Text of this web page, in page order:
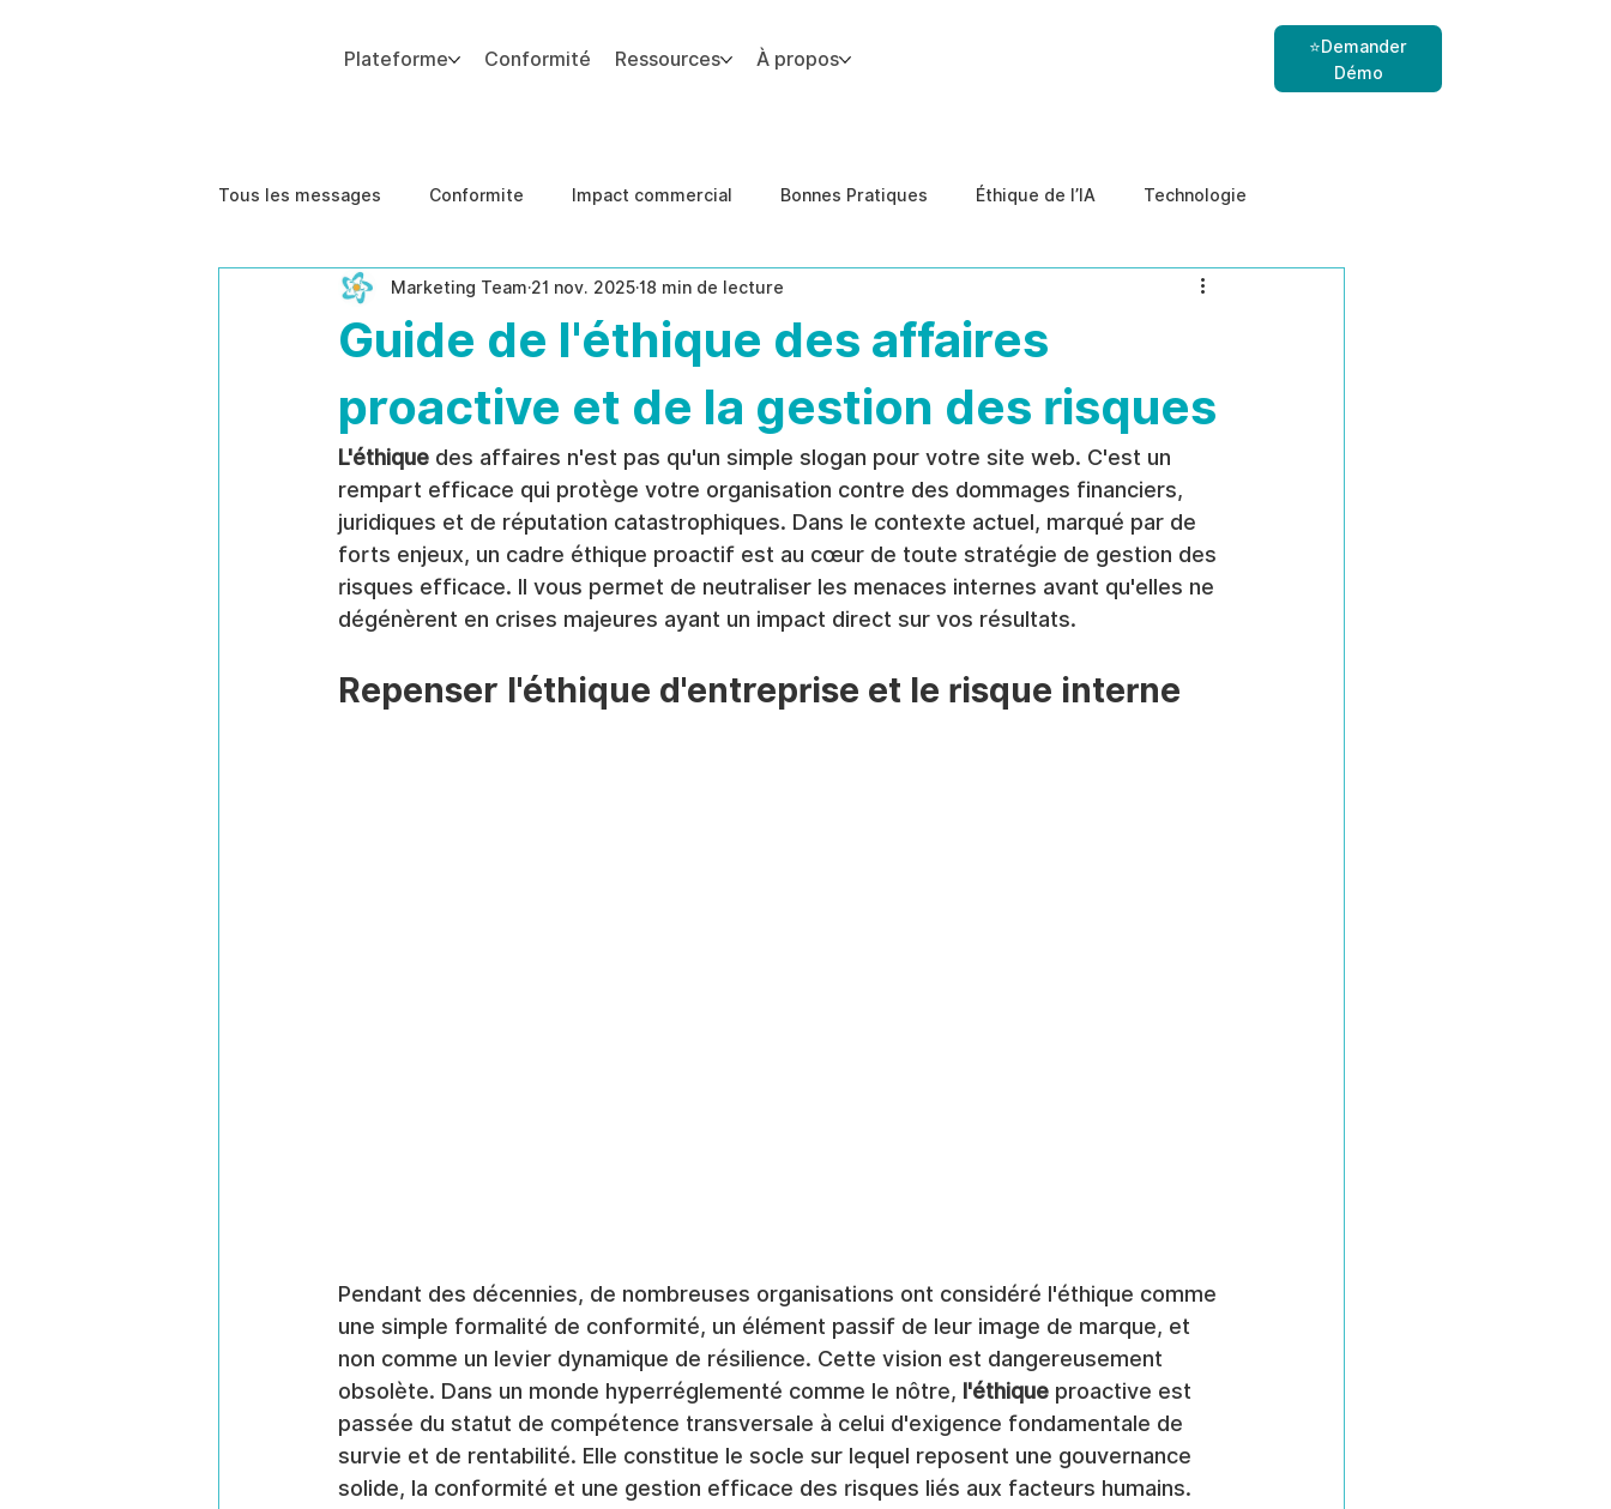
Plateforme Conformité Ressources À propos
⭐Demander
Démo
Tous les messages Conformite Impact commercial Bonnes Pratiques Éthique de l’IA Technologie
Impact sur les Affaires Études de cas Conformité menaces internes
Guide de l'éthique des affaires
proactive et de la gestion des risques
Marketing Team 21 nov. 202518 min de lecture
L'éthique des affaires n'est pas qu'un simple slogan pour votre site web. C'est un
rempart efficace qui protège votre organisation contre des dommages financiers,
juridiques et de réputation catastrophiques. Dans le contexte actuel, marqué par de
forts enjeux, un cadre éthique proactif est au cœur de toute stratégie de gestion des
risques efficace. Il vous permet de neutraliser les menaces internes avant qu'elles ne
dégénèrent en crises majeures ayant un impact direct sur vos résultats.
Repenser l'éthique d'entreprise et le risque interne
Pendant des décennies, de nombreuses organisations ont considéré l'éthique comme
une simple formalité de conformité, un élément passif de leur image de marque, et
non comme un levier dynamique de résilience. Cette vision est dangereusement
obsolète. Dans un monde hyperréglementé comme le nôtre, l'éthique proactive est
passée du statut de compétence transversale à celui d'exigence fondamentale de
survie et de rentabilité. Elle constitue le socle sur lequel reposent une gouvernance
solide, la conformité et une gestion efficace des risques liés aux facteurs humains.